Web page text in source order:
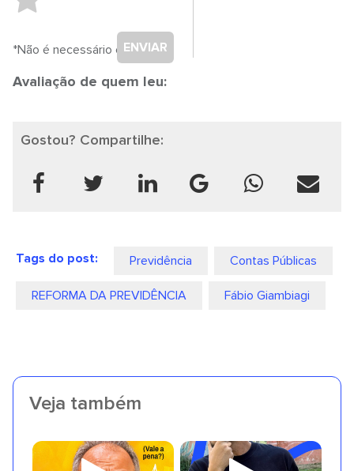
ENVIAR
*Não é necessário cadastro.
Avaliação de quem leu:
Gostou? Compartilhe:
Tags do post: Previdência Contas Públicas
REFORMA DA PREVIDÊNCIA Fábio Giambiagi
Veja também